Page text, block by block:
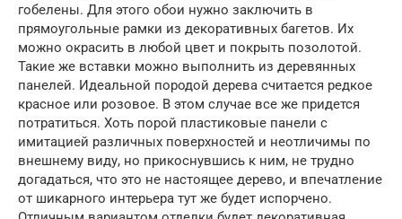
гобелены. Для этого обои нужно заключить в
прямоугольные рамки из декоративных багетов. Их
можно окрасить в любой цвет и покрыть позолотой.
Такие же вставки можно выполнить из деревянных
панелей. Идеальной породой дерева считается редкое
красное или розовое. В этом случае все же придется
потратиться. Хоть порой пластиковые панели с
имитацией различных поверхностей и неотличимы по
внешнему виду, но прикоснувшись к ним, не трудно
догадаться, что это не настоящее дерево, и впечатление
от шикарного интерьера тут же будет испорчено.